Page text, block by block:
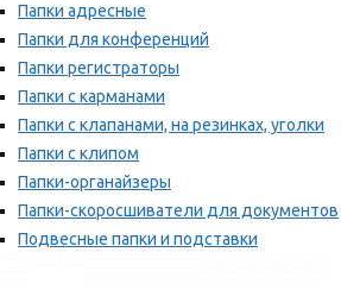
Папки адресные
Папки для конференций
Папки регистраторы
Папки с карманами
Папки с клапанами, на резинках, уголки
Папки с клипом
Папки-органайзеры
Папки-скоросшиватели для документов
Подвесные папки и подставки